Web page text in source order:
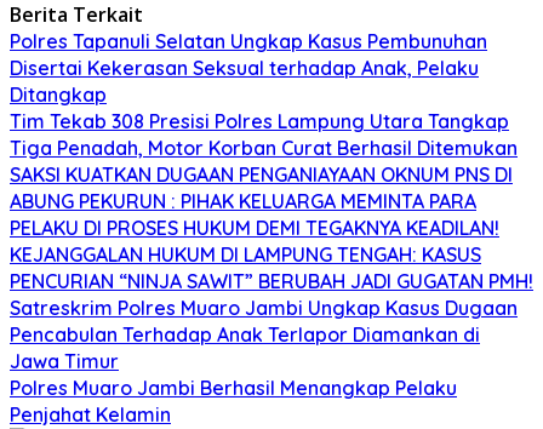
Berita Terkait
Polres Tapanuli Selatan Ungkap Kasus Pembunuhan
Disertai Kekerasan Seksual terhadap Anak, Pelaku
Ditangkap
Tim Tekab 308 Presisi Polres Lampung Utara Tangkap
Tiga Penadah, Motor Korban Curat Berhasil Ditemukan
SAKSI KUATKAN DUGAAN PENGANIAYAAN OKNUM PNS DI
ABUNG PEKURUN : PIHAK KELUARGA MEMINTA PARA
PELAKU DI PROSES HUKUM DEMI TEGAKNYA KEADILAN!
KEJANGGALAN HUKUM DI LAMPUNG TENGAH: KASUS
PENCURIAN “NINJA SAWIT” BERUBAH JADI GUGATAN PMH!
Satreskrim Polres Muaro Jambi Ungkap Kasus Dugaan
Pencabulan Terhadap Anak Terlapor Diamankan di
Jawa Timur
Polres Muaro Jambi Berhasil Menangkap Pelaku
Penjahat Kelamin